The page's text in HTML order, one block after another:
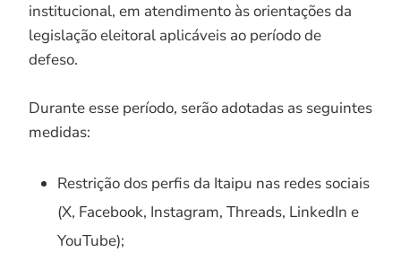
institucional, em atendimento às orientações da
legislação eleitoral aplicáveis ao período de
defeso.
Durante esse período, serão adotadas as seguintes
medidas:
Restrição dos perfis da Itaipu nas redes sociais
(X, Facebook, Instagram, Threads, LinkedIn e
YouTube);